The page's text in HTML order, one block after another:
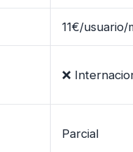
11€/usuario/
❌
Parcial